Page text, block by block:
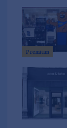
Premium